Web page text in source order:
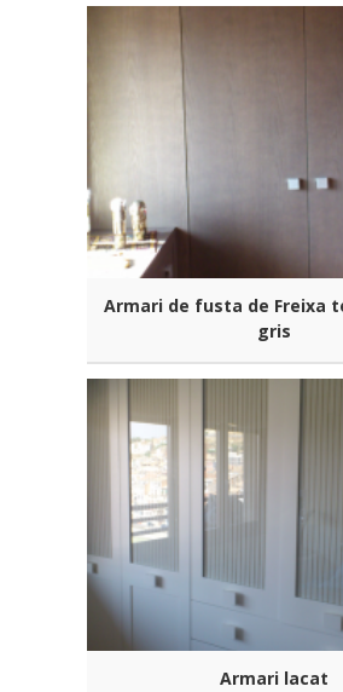
Armari de fusta de Freixa
gris
Armari lacat